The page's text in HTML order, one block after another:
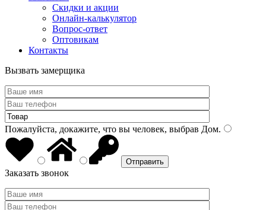
Скидки и акции
Онлайн-калькулятор
Вопрос-ответ
Оптовикам
Контакты
Вызвать замерщика
Пожалуйста, докажите, что вы человек, выбрав Дом.
Заказать звонок